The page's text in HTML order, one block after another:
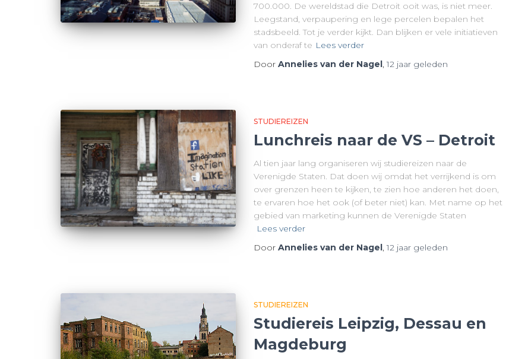
700.000. De wereldstad die Detroit ooit was, is niet meer.
Leegstand, verpaupering en lege percelen bepalen het
stadsbeeld. Tot je verder kijkt. Dan blijken er vele initiatieven
van onderaf te Lees verder
Door Annelies van der Nagel,12 jaar geleden
STUDIEREIZEN
Lunchreis naar de VS – Detroit
Al tien jaar lang organiseren wij studiereizen naar de
Verenigde Staten. Dat doen wij omdat het verrijkend is om
over grenzen heen te kijken, te zien hoe anderen het doen,
te ervaren hoe het ook (of beter niet) kan. Met name op het
gebied van marketing kunnen de Verenigde Staten
Lees verder
Door Annelies van der Nagel,12 jaar geleden
STUDIEREIZEN
Studiereis Leipzig, Dessau en
Magdeburg